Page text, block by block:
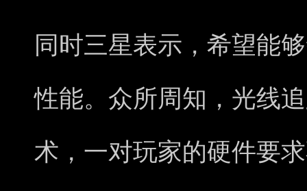
同时三星表示，希望能
性能。众所周知，光线
术，一对玩家的硬件要